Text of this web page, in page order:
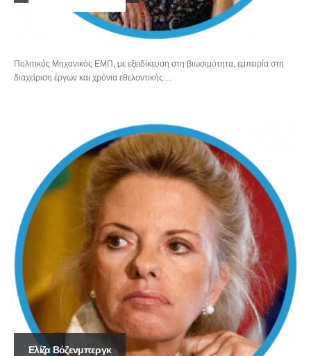
Πολιτικός Μηχανικός ΕΜΠ, με εξειδίκευση στη βιωσιμότητα, εμπειρία στη
διαχείριση έργων και χρόνια εθελοντικής…
Ελίζα Βόζενμπεργκ